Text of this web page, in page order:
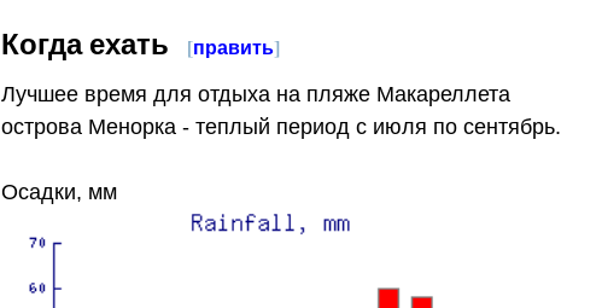
Когда ехать [править]
Лучшее время для отдыха на пляже Макареллета
острова Менорка - теплый период с июля по сентябрь.
Осадки, мм